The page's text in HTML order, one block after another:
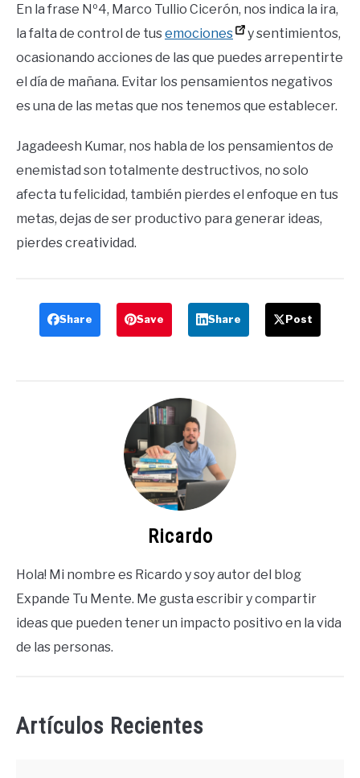
En la frase Nº4, Marco Tullio Cicerón, nos indica la ira,
la falta de control de tusemociones
y sentimientos,
ocasionando acciones de las que puedes arrepentirte
el día de mañana. Evitar los pensamientos negativos
es una de las metas que nos tenemos que establecer.
Jagadeesh Kumar, nos habla de los pensamientos de
enemistad son totalmente destructivos, no solo
afecta tu felicidad, también pierdes el enfoque en tus
metas, dejas de ser productivo para generar ideas,
pierdes creatividad.
Share Save Share Post
Ricardo
Hola! Mi nombre es Ricardo y soy autor del blog
Expande Tu Mente. Me gusta escribir y compartir
ideas que pueden tener un impacto positivo en la vida
de las personas.
Artículos Recientes